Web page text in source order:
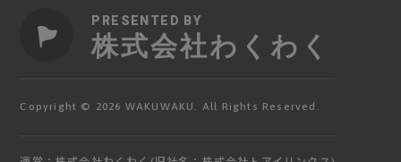
PRESENTED BY
株式会社わくわく
Copyright © 2026 WAKUWAKU. All Rights Reserved.